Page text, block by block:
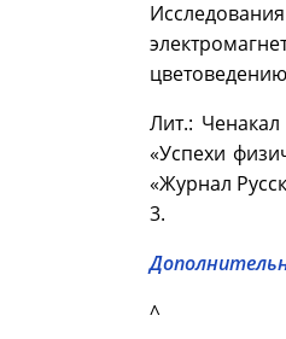
Лит.:
«Успехи
«Журнал
3.
^